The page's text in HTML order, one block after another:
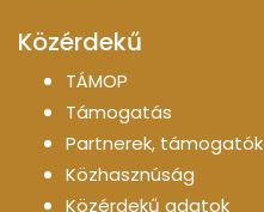
Közérdekű
TÁMOP
Támogatás
Partnerek, támogatók
Közhasznúság
Közérdekű adatok